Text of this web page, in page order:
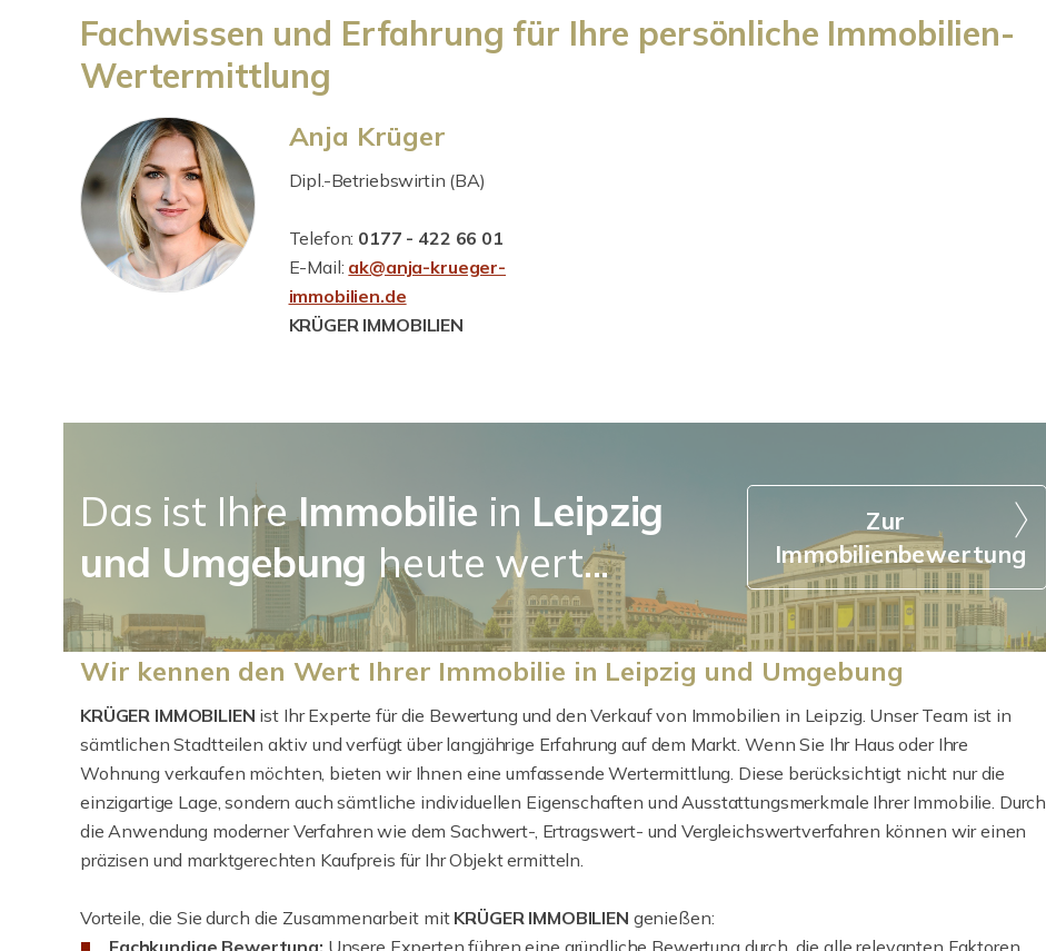
Fachwissen und Erfahrung für Ihre persönliche Immobilien-
Wertermittlung
Anja Krüger
Dipl.-Betriebswirtin (BA)
Telefon: 0177 - 422 66 01
E-Mail: ak@anja-krueger-
immobilien.de
KRÜGER IMMOBILIEN
Das ist IhreImmobilie in Leipzig
und Umgebung heute wert...
Zur
Immobilienbewertung
Wir kennen den Wert Ihrer Immobilie in Leipzig und Umgebung
KRÜGER IMMOBILIEN ist Ihr Experte für die Bewertung und den Verkauf von Immobilien in Leipzig. Unser Team ist in
sämtlichen Stadtteilen aktiv und verfügt über langjährige Erfahrung auf dem Markt. Wenn Sie Ihr Haus oder Ihre
Wohnung verkaufen möchten, bieten wir Ihnen eine umfassende Wertermittlung. Diese berücksichtigt nicht nur die
einzigartige Lage, sondern auch sämtliche individuellen Eigenschaften und Ausstattungsmerkmale Ihrer Immobilie. Durch
die Anwendung moderner Verfahren wie dem Sachwert-, Ertragswert- und Vergleichswertverfahren können wir einen
präzisen und marktgerechten Kaufpreis für Ihr Objekt ermitteln.
Vorteile, die Sie durch die Zusammenarbeit mit KRÜGER IMMOBILIEN genießen:
Fachkundige Bewertung: Unsere Experten führen eine gründliche Bewertung durch, die alle relevanten Faktoren
Apartment mit Balkon,